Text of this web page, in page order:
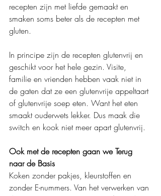
recepten zijn met liefde gemaakt en
smaken soms beter als de recepten met
gluten.
In principe zijn de recepten glutenvrij en
geschikt voor het hele gezin. Visite,
familie en vrienden hebben vaak niet in
de gaten dat ze een glutenvrije appeltaart
of glutenvrije soep eten. Want het eten
smaakt ouderwets lekker. Dus maak die
switch en kook niet meer apart glutenvrij.
Ook met de recepten gaan we Terug
naar de Basis
Koken zonder pakjes, kleurstoffen en
zonder E-nummers. Van het verwerken van